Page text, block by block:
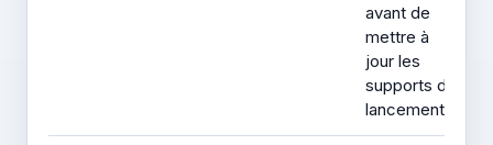
avant de
mettre à
jour les
supports de
lancement.